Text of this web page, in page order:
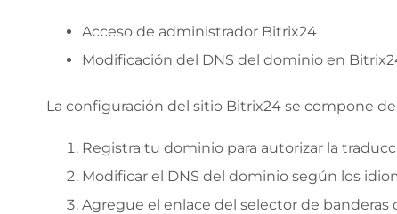
Acceso de administrador Bitrix24
Modificación del DNS del dominio en
La configuración del sitio Bitrix24 se compone de
Registra tu dominio para autorizar la
Modificar el DNS del dominio según los
Agregue el enlace del selector de